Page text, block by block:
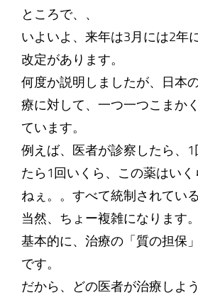
ところで、、
いよいよ、来年は3月には2年
改定があります。
何度か説明しましたが、日本
療に対して、一つ一つこまか
ています。
例えば、医者が診察したら、
たら1回いくら、この薬はい
ねぇ。。すべて統制されている
当然、ちょー複雑になります。
基本的に、治療の「質の担保
です。
だから、どの医者が治療しよ